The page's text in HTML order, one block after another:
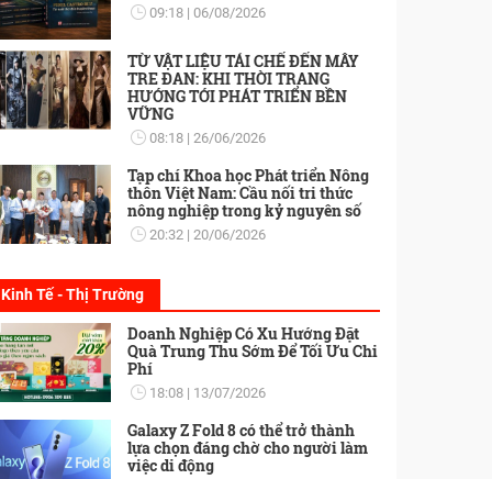
09:18 06/08/2026
TỪ VẬT LIỆU TÁI CHẾ ĐẾN MÂY
TRE ĐAN: KHI THỜI TRANG
HƯỚNG TỚI PHÁT TRIỂN BỀN
VỮNG
08:18 26/06/2026
Tạp chí Khoa học Phát triển Nông
thôn Việt Nam: Cầu nối tri thức
nông nghiệp trong kỷ nguyên số
20:32 20/06/2026
Kinh Tế - Thị Trường
Doanh Nghiệp Có Xu Hướng Đặt
Quà Trung Thu Sớm Để Tối Ưu Chi
Phí
18:08 13/07/2026
Galaxy Z Fold 8 có thể trở thành
lựa chọn đáng chờ cho người làm
việc di động